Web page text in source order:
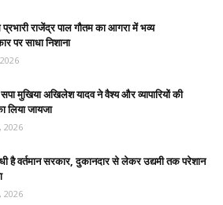
राजेंद्र पाल गौतम का आगरा में भव्य
पर साधा निशाना
मुखिया अखिलेश यादव ने वैश्य और व्यापारियों की
लिया जायजा
2026
है वर्तमान सरकार, दुकानदार से लेकर उद्यमी तक परेशान
2026